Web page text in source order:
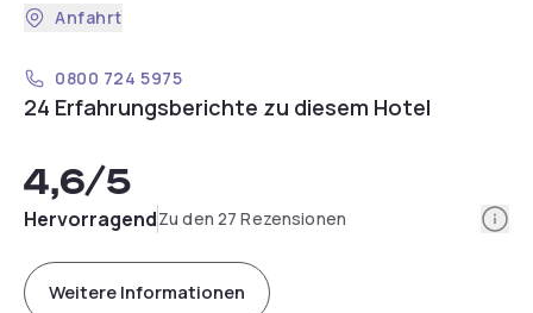
Anfahrt
0800 724 5975
24 Erfahrungsberichte zu diesem Hotel
4,6/5
HervorragendZu den 27 Rezensionen
Weitere Informationen